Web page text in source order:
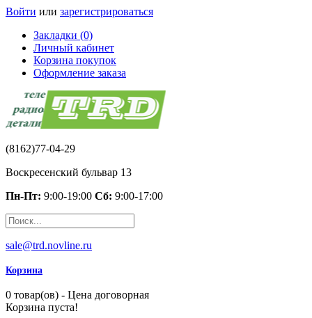
Войти или зарегистрироваться
Закладки (0)
Личный кабинет
Корзина покупок
Оформление заказа
(8162)77-04-29
Воскресенский бульвар 13
Пн-Пт: 9:00-19:00 Сб: 9:00-17:00
sale@trd.novline.ru
Корзина
0 товар(ов) - Цена договорная
Корзина пуста!